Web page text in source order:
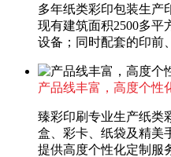
多年纸类彩印包装生产
现有建筑面积2500多平
设备；同时配套的印前
产品线丰富，高度个性
臻彩印刷专业生产纸类
盒、彩卡、纸袋及精美
提供高度个性化定制服